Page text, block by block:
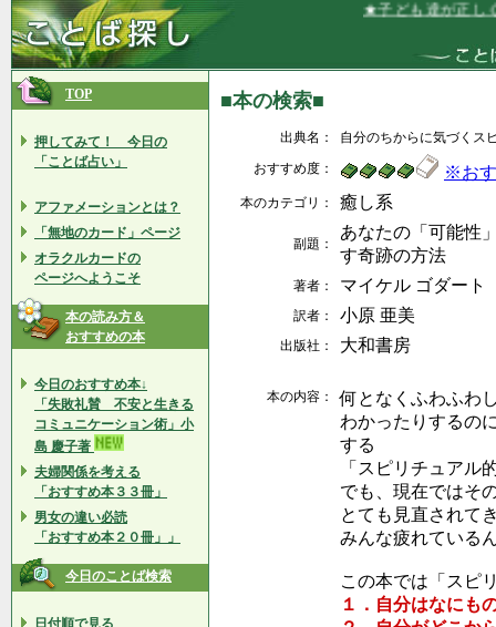
★子ども達が正しく
TOP
押してみて！ 今日の
「ことば占い」
アファメーションとは？
「無地のカード」ページ
オラクルカードの
ページへようこそ
本の読み方＆
おすすめの本
今日のおすすめ本↓
「失敗礼賛 不安と生きる
コミュニケーション術」小
島 慶子著
夫婦関係を考える
「おすすめ本３３冊」
男女の違い必読
「おすすめ本２０冊」」
今日のことば検索
日付順で見る
■本の検索■
出典名：
自分のちからに気づくス
おすすめ度：
※お
本のカテゴリ： 癒し系
副題：
あなたの「可能性
す奇跡の方法
著者： マイケル ゴダート
訳者： 小原 亜美
出版社： 大和書房
本の内容：
何となくふわふわ
わかったりするの
する
「スピリチュアル
でも、現在ではそ
とても見直されて
みんな疲れている
この本では「スピ
１．自分はなにも